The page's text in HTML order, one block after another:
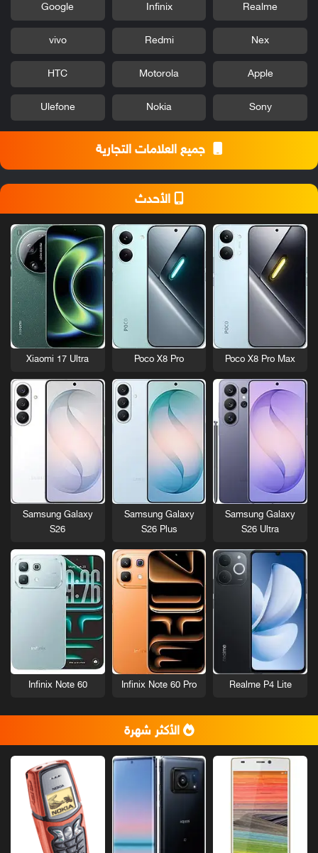
Realme
Infinix
Google
Nex
Redmi
vivo
Apple
Motorola
HTC
Sony
Nokia
Ulefone
جميع العلامات التجارية
الأحدث
Poco X8 Pro Max
Poco X8 Pro
Xiaomi 17 Ultra
Samsung Galaxy
S26 Ultra
Samsung Galaxy
S26 Plus
Samsung Galaxy
S26
Realme P4 Lite
Infinix Note 60 Pro
Infinix Note 60
الأكثر شهرة